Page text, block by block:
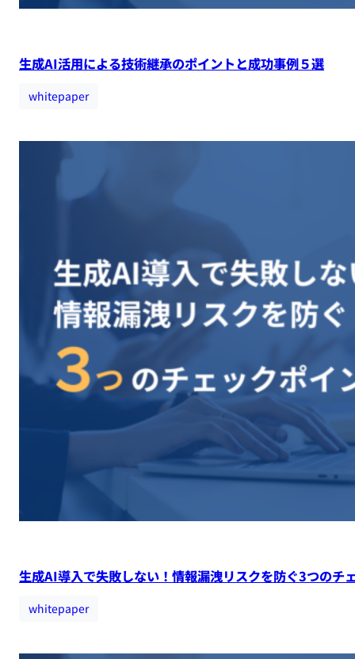
生成AI活用による技術継承のポイントと成功事例５選
whitepaper
生成AI導入で失敗しない！情報漏洩リスクを防ぐ3つのチ
whitepaper